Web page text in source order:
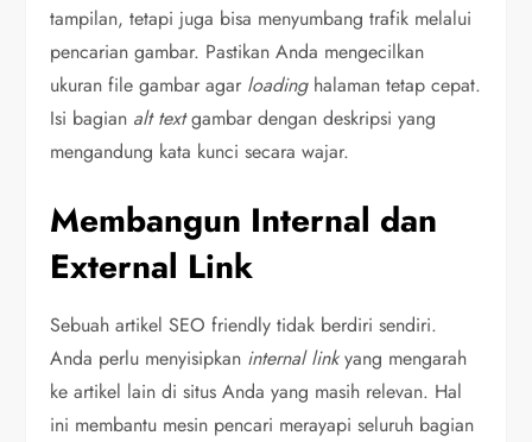
tampilan, tetapi juga bisa menyumbang trafik melalui
pencarian gambar. Pastikan Anda mengecilkan
ukuran file gambar agar loadinghalaman tetap cepat.
Isi bagian alt textgambar dengan deskripsi yang
mengandung kata kunci secara wajar.
Membangun Internal dan
External Link
Sebuah artikel SEO friendly tidak berdiri sendiri.
Anda perlu menyisipkan internal linkyang mengarah
ke artikel lain di situs Anda yang masih relevan. Hal
ini membantu mesin pencari merayapi seluruh bagian